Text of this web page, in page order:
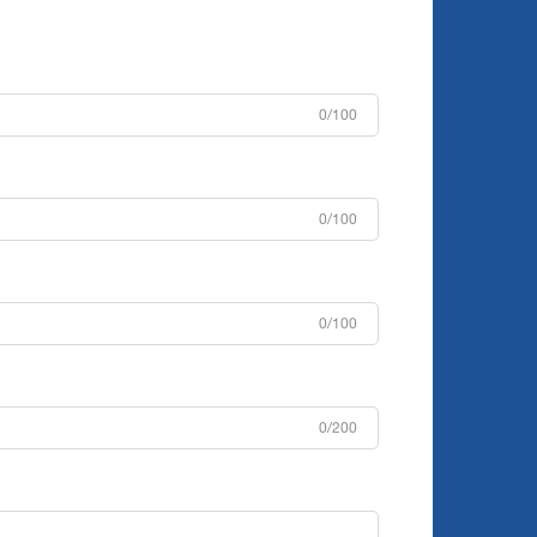
0/100
0/100
0/100
0/200